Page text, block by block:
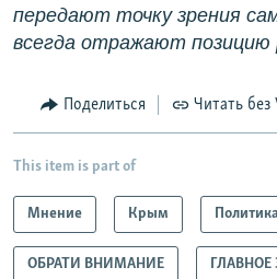
передают точку зрения
всегда отражают позицию
Поделиться Читать без
This item is part of
Мнение Крым Политика
ОБРАТИ ВНИМАНИЕ ГЛАВНОЕ